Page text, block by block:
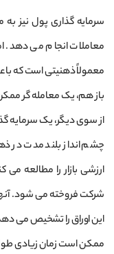
سرمایه گذاری پول نیز به
معاملات انجام می دهد.
معمولاً ذهنیتی است که
باز هم، یک معامله گر
از سوی دیگر، یک سرمایه
چشم انداز بلند مدت در
ارزشی بازار را مطالعه
شرکت فروخته می شود. آنها
این اوراق را تشخیص می
ممکن است زمان زیادی